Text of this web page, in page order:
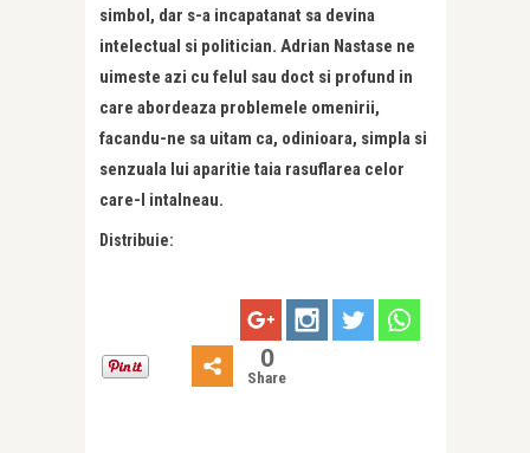
simbol, dar s-a incapatanat sa devina
intelectual si politician. Adrian Nastase ne
uimeste azi cu felul sau doct si profund in
care abordeaza problemele omenirii,
facandu-ne sa uitam ca, odinioara, simpla si
senzuala lui aparitie taia rasuflarea celor
care-l intalneau.
Distribuie:
0
Share